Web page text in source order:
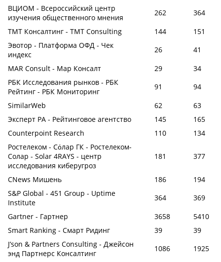
ВЦИОМ - Всероссийский центр
изучения общественного мнения
262
364
ТМТ Консалтинг - TMT Consulting
144
151
Эвотор - Платформа ОФД - Чек
индекс
26
41
MAR Consult - Мар Консалт
29
34
РБК Исследования рынков - РБК
Рейтинг - РБК Мониторинг
91
94
SimilarWeb
62
63
Эксперт РА - Рейтинговое агентство
145
165
Counterpoint Research
110
134
Ростелеком - Сόлар ГК - Ростелеком-
Солар - Solar 4RAYS - центр
исследования киберугроз
181 377
CNews Мишень 186
194
S&P Global - 451 Group - Uptime
Institute
364
369
Gartner - Гартнер
3658
5410
Smart Ranking - Смарт Ридинг
39
39
J’son & Partners Consulting - Джейсон
энд Партнерс Консалтинг
1086
1925